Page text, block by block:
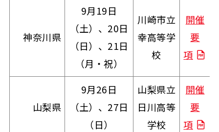
神奈川県
9月19日
（土）、20日
（日）、21日
（月・祝）
川崎市立
幸高等学
校
開催
要
項
山梨県
9月26日
（土）、27日
（日）
山梨県立
日川高等
学校
開催
要
項